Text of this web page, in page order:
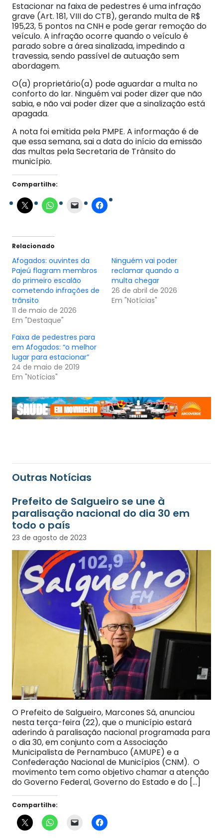
Estacionar na faixa de pedestres é uma infração
grave (Art. 181, VIII do CTB), gerando multa de R$
195,23, 5 pontos na CNH e pode gerar remoção do
veículo. A infração ocorre quando o veículo é
parado sobre a área sinalizada, impedindo a
travessia, sendo passível de autuação sem
abordagem.
O(a) proprietário(a) pode aguardar a multa no
conforto do lar. Ninguém vai poder dizer que não
sabia, e não vai poder dizer que a sinalização está
apagada.
A nota foi emitida pela PMPE. A informação é de
que essa semana, sai a data do início da emissão
das multas pela Secretaria de Trânsito do
município.
Compartilhe:
Relacionado
Afogados: ouvintes da
Pajeú flagram membros
do primeiro escalão
cometendo infrações de
trânsito
11 de maio de 2026
Em "Destaque"
Ninguém vai poder
reclamar quando a
multa chegar
26 de abril de 2026
Em "Notícias"
Faixa de pedestres para
em Afogados: “o melhor
lugar para estacionar”
24 de maio de 2019
Em "Notícias"
Outras Notícias
Prefeito de Salgueiro se une à
paralisação nacional do dia 30 em
todo o país
23 de agosto de 2023
O Prefeito de Salgueiro, Marcones Sá, anunciou
nesta terça-feira (22), que o município estará
aderindo à paralisação nacional programada para
o dia 30, em conjunto com a Associação
Municipalista de Pernambuco (AMUPE) e a
Confederação Nacional de Municípios (CNM). O
movimento tem como objetivo chamar a atenção
do Governo Federal, Governo do Estado e do […]
Compartilhe: